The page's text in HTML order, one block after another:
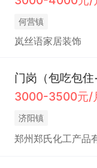
何营镇
岚丝语家居装饰
门岗（包吃包住
3000-3500元/
济阳镇
郑州郑氏化工产品